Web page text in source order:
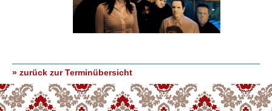
» zurück zur Terminübersicht